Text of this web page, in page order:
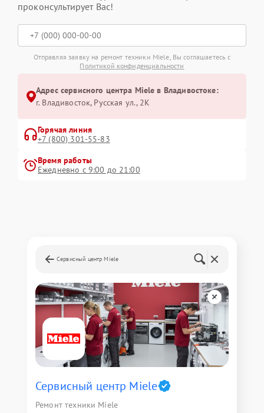
проконсультирует Вас!
Отправляя заявку на ремонт техники Miele, Вы соглашаетесь с
Политикой конфиденциальности
Адрес сервисного центра Miele в Владивостоке:
г. Владивосток, Русская ул., 2К
Горячая линия
+7 (800) 301-55-83
Время работы
Ежедневно с 9:00 до 21:00
Сервисный центр Miele
Сервисный центр Miele
Ремонт техники Miele